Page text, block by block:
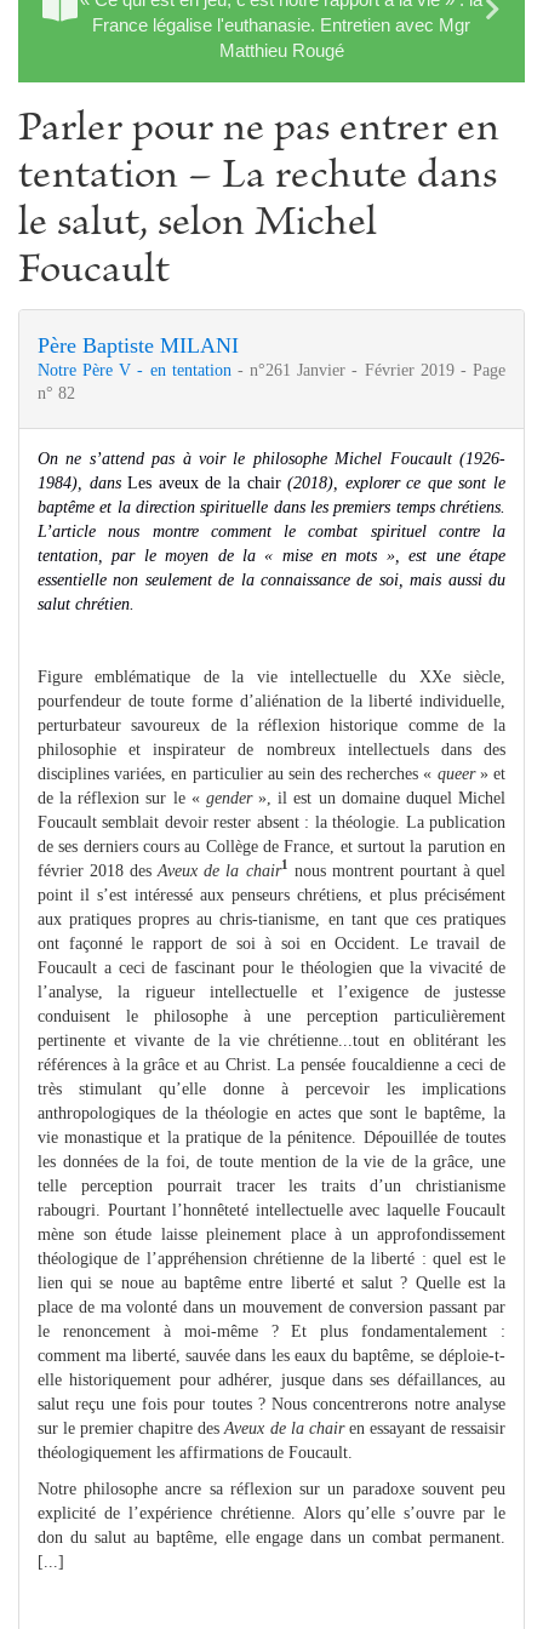
France légalise l'euthanasie. Entretien avec Mgr
Matthieu Rougé
Parler pour ne pas entrer en
tentation – La rechute dans
le salut, selon Michel
Foucault
Père Baptiste MILANI
Notre Père V - en tentation - n°261 Janvier - Février 2019 - Page
n° 82
On ne s’attend pas à voir le philosophe Michel Foucault (1926-
1984), dansLes aveux de la chair(2018), explorer ce que sont le
baptême et la direction spirituelle dans les premiers temps chrétiens.
L’article nous montre comment le combat spirituel contre la
tentation, par le moyen de la « mise en mots », est une étape
essentielle non seulement de la connaissance de soi, mais aussi du
salut chrétien.
Figure emblématique de la vie intellectuelle du XXe siècle,
pourfendeur de toute forme d’aliénation de la liberté individuelle,
perturbateur savoureux de la réflexion historique comme de la
philosophie et inspirateur de nombreux intellectuels dans des
disciplines variées, en particulier au sein des recherches « queer » et
de la réflexion sur le « gender», il est un domaine duquel Michel
Foucault semblait devoir rester absent : la théologie. La publication
de ses derniers cours au Collège de France, et surtout la parution en
février 2018 desAveux de la chair1 nous montrent pourtant à quel
point il s’est intéressé aux penseurs chrétiens, et plus précisément
aux pratiques propres au chris-tianisme, en tant que ces pratiques
ont façonné le rapport de soi à soi en Occident. Le travail de
Foucault a ceci de fascinant pour le théologien que la vivacité de
l’analyse, la rigueur intellectuelle et l’exigence de justesse
conduisent le philosophe à une perception particulièrement
pertinente et vivante de la vie chrétienne...tout en oblitérant les
références à la grâce et au Christ. La pensée foucaldienne a ceci de
très stimulant qu’elle donne à percevoir les implications
anthropologiques de la théologie en actes que sont le baptême, la
vie monastique et la pratique de la pénitence. Dépouillée de toutes
les données de la foi, de toute mention de la vie de la grâce, une
telle perception pourrait tracer les traits d’un christianisme
rabougri. Pourtant l’honnêteté intellectuelle avec laquelle Foucault
mène son étude laisse pleinement place à un approfondissement
théologique de l’appréhension chrétienne de la liberté : quel est le
lien qui se noue au baptême entre liberté et salut ? Quelle est la
place de ma volonté dans un mouvement de conversion passant par
le renoncement à moi-même ? Et plus fondamentalement :
comment ma liberté, sauvée dans les eaux du baptême, se déploie-t-
elle historiquement pour adhérer, jusque dans ses défaillances, au
salut reçu une fois pour toutes ? Nous concentrerons notre analyse
sur le premier chapitre desAveux de la chairen essayant de ressaisir
théologiquement les affirmations de Foucault.
Notre philosophe ancre sa réflexion sur un paradoxe souvent peu
explicité de l’expérience chrétienne. Alors qu’elle s’ouvre par le
don du salut au baptême, elle engage dans un combat permanent.
[...]